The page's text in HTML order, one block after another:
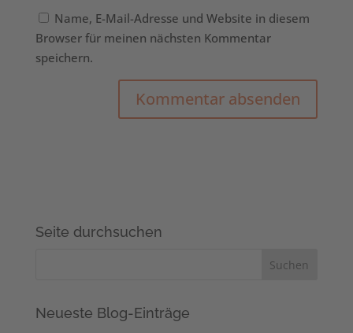
Name, E-Mail-Adresse und Website in diesem
Browser für meinen nächsten Kommentar
speichern.
Seite durchsuchen
Neueste Blog-Einträge